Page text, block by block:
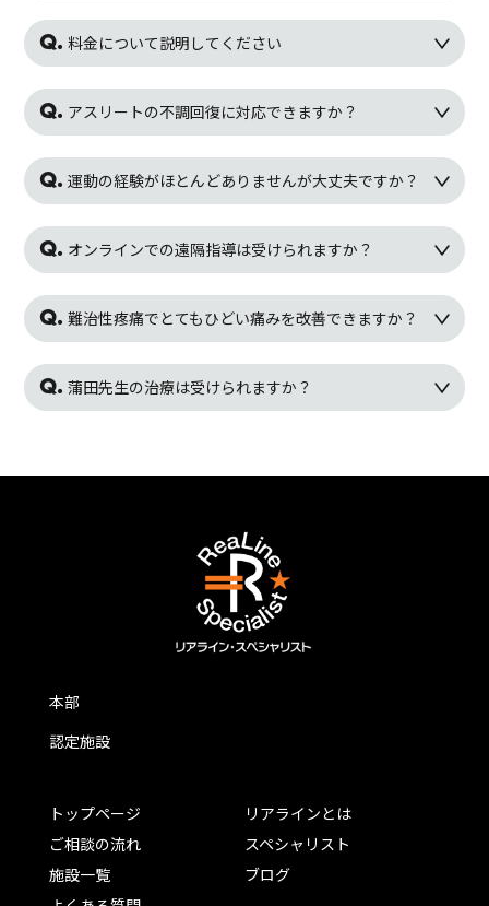
料金について説明してください
アスリートの不調回復に対応できますか？
運動の経験がほとんどありませんが大丈夫ですか？
オンラインでの遠隔指導は受けられますか？
難治性疼痛でとてもひどい痛みを改善できますか？
蒲田先生の治療は受けられますか？
本部
認定施設
トップページ
リアラインとは
ご相談の流れ
スペシャリスト
施設一覧
ブログ